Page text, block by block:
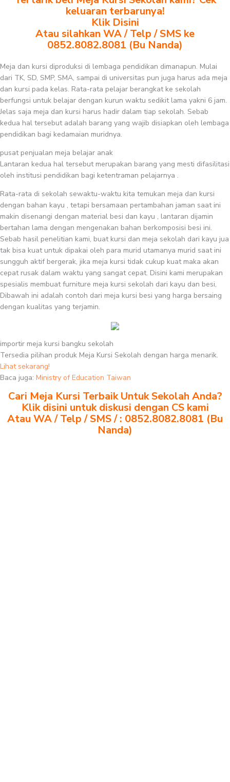
keluaran terbarunya!
Klik Disini
Atau silahkan WA / Telp / SMS ke
0852.8082.8081 (Bu Nanda)
Meja dan kursi diproduksi di lembaga pendidikan dimanapun. Mulai
dari TK, SD, SMP, SMA, sampai di universitas pun juga harus ada meja
dan kursi pada kelas. Rata-rata pelajar berangkat ke sekolah
berfungsi untuk belajar dengan kurun waktu sedikit lama yakni 6 jam.
Jelas saja meja dan kursi harus hadir dalam tiap sekolah. Sebab
kedua hal tersebut adalah barang yang wajib disiapkan oleh lembaga
pendidikan bagi kedamaian muridnya.
pusat penjualan meja belajar anak
Lantaran kedua hal tersebut merupakan barang yang mesti difasilitasi
oleh institusi pendidikan bagi ketentraman pelajarnya .
Rata-rata di sekolah sewaktu-waktu kita temukan meja dan kursi
dengan bahan kayu , tetapi bersamaan pertambahan jaman saat ini
makin disenangi dengan material besi dan kayu , lantaran dijamin
bertahan lama dengan mengenakan bahan berkomposisi besi ini.
Sebab hasil penelitian kami, buat kursi dan meja sekolah dari kayu jua
tak bisa kuat untuk dipakai oleh para murid utamanya murid saat ini
sungguh aktif bergerak, jika meja kursi tidak cukup kuat maka akan
cepat rusak dalam waktu yang sangat cepat. Disini kami merupakan
spesialis membuat furniture meja kursi sekolah dari kayu dan besi,
Dibawah ini adalah contoh dari meja kursi besi yang harga bersaing
dengan kualitas yang terjamin.
importir meja kursi bangku sekolah
Tersedia pilihan produk Meja Kursi Sekolah dengan harga menarik.
Lihat sekarang!
Baca juga: Ministry of Education Taiwan
Cari Meja Kursi Terbaik Untuk Sekolah Anda?
Klik disini untuk diskusi dengan CS kami
Atau WA / Telp / SMS / : 0852.8082.8081 (Bu
Nanda)